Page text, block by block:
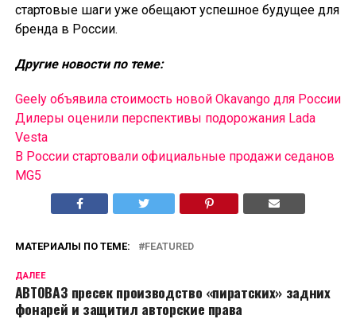
стартовые шаги уже обещают успешное будущее для
бренда в России.
Другие новости по теме:
Geely объявила стоимость новой Okavango для России
Дилеры оценили перспективы подорожания Lada
Vesta
В России cтартовали официальные продажи седанов
MG5
МАТЕРИАЛЫ ПО ТЕМЕ: FEATURED
ДАЛЕЕ
АВТОВАЗ пресек производство «пиратских» задних
фонарей и защитил авторские права